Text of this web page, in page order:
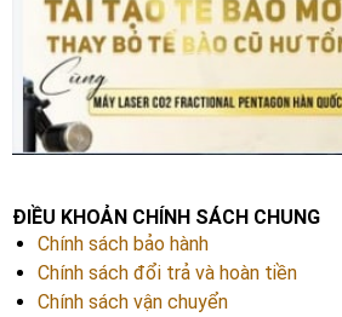
ĐIỀU KHOẢN CHÍNH SÁCH CHUNG
Chính sách bảo hành
Chính sách đổi trả và hoàn tiền
Chính sách vận chuyển